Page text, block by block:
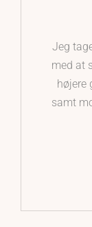
Jeg
med at
højere
samt